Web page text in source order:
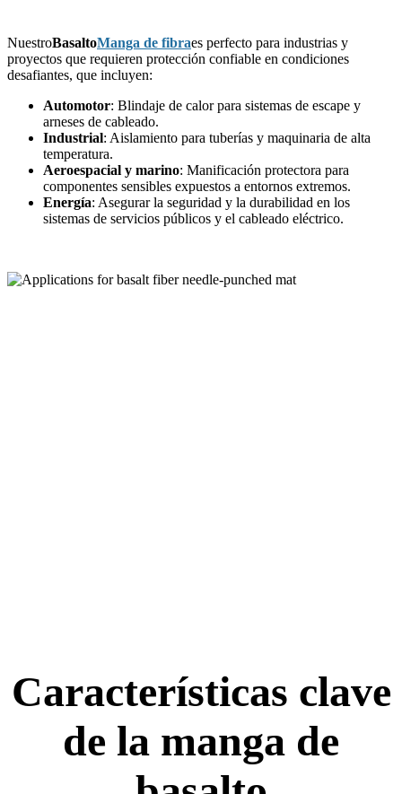
NuestroBasaltoManga de fibraes perfecto para industrias y
proyectos que requieren protección confiable en condiciones
desafiantes, que incluyen:
Automotor: Blindaje de calor para sistemas de escape y
arneses de cableado.
Industrial: Aislamiento para tuberías y maquinaria de alta
temperatura.
Aeroespacial y marino: Manificación protectora para
componentes sensibles expuestos a entornos extremos.
Energía: Asegurar la seguridad y la durabilidad en los
sistemas de servicios públicos y el cableado eléctrico.
Características clave
de la manga de